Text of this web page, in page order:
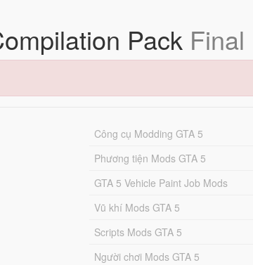
Pack Final
Công cụ Modding GTA 5
Phương tiện Mods GTA 5
GTA 5 Vehicle Paint Job Mods
Vũ khí Mods GTA 5
Scripts Mods GTA 5
Người chơi Mods GTA 5